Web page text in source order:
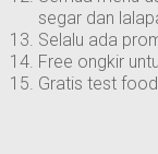
segar dan
Selalu ada
Free ongkir
Gratis test food